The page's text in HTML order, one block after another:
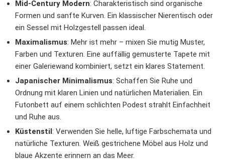
Mid-Century Modern: Charakteristisch sind organische
Formen und sanfte Kurven. Ein klassischer Nierentisch oder
ein Sessel mit Holzgestell passen ideal.
Maximalismus: Mehr ist mehr – mixen Sie mutig Muster,
Farben und Texturen. Eine auffällig gemusterte Tapete mit
einer Galeriewand kombiniert, setzt ein klares Statement.
Japanischer Minimalismus: Schaffen Sie Ruhe und
Ordnung mit klaren Linien und natürlichen Materialien. Ein
Futonbett auf einem schlichten Podest strahlt Einfachheit
und Ruhe aus.
Küstenstil: Verwenden Sie helle, luftige Farbschemata und
natürliche Texturen. Weiß gestrichene Möbel aus Holz und
blaue Akzente erinnern an das Meer.